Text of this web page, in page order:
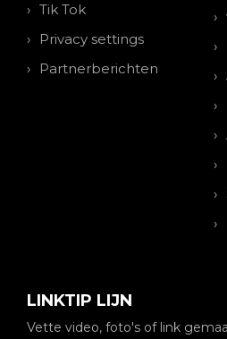
Tik Tok
Privacy settings
Partnerberichten
LINKTIP LIJN
Vette video, foto's of link